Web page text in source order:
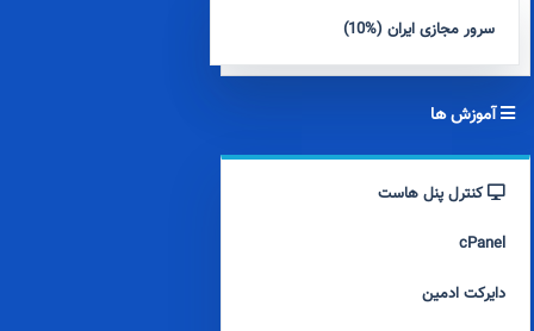
سرور مجازی ایران (%10)
آموزش ها
کنترل پنل هاست
cPanel
دایرکت ادمین